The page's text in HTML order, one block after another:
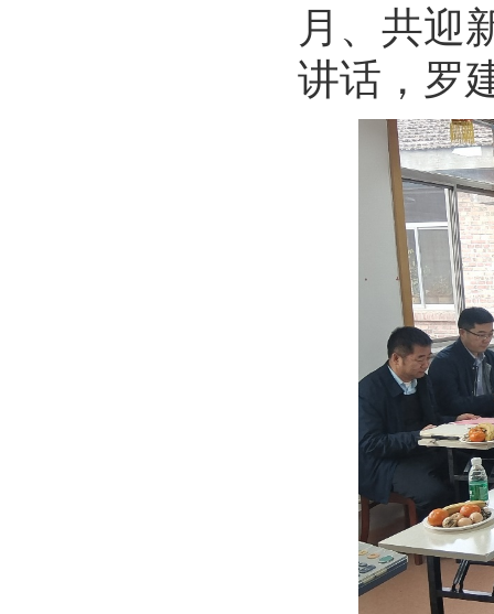
月、共迎
讲话，罗